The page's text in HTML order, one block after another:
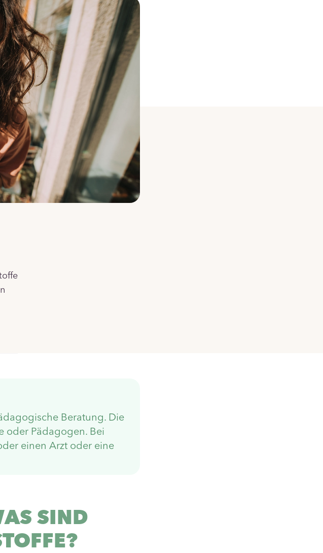
Beratung. Die
oder Pädagogen. Bei
einen Arzt oder eine
SIND